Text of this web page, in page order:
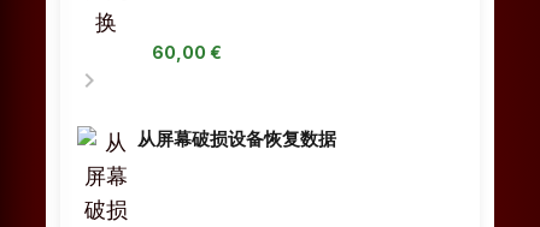
60,00 €
chevron_right
从屏幕破损设备恢复数据